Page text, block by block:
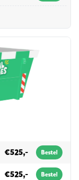
€525,- Bestel
€525,- Bestel